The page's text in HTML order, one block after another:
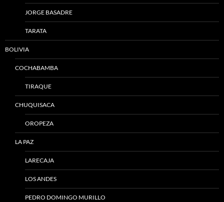
JORGE BASADRE
TARATA
BOLIVIA
COCHABAMBA
TIRAQUE
CHUQUISACA
OROPEZA
LA PAZ
LARECAJA
LOS ANDES
PEDRO DOMINGO MURILLO